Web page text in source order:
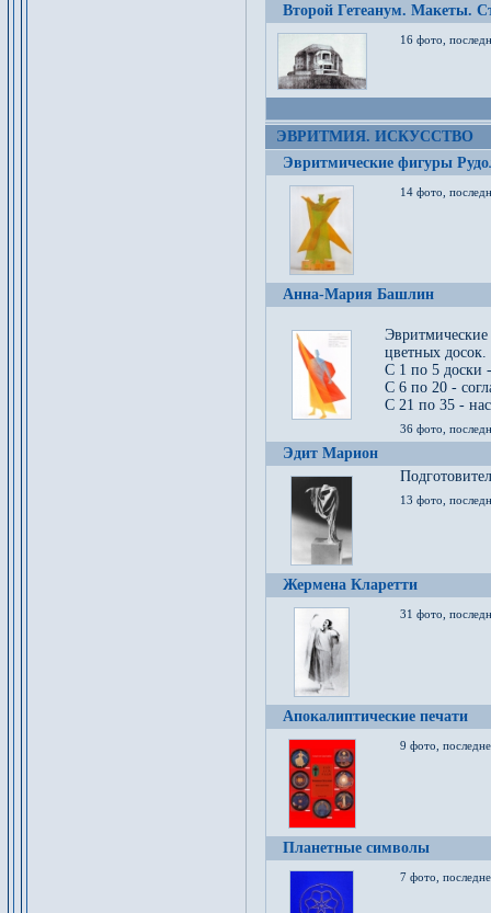
Второй Гетеанум. Макеты.
16 фото,
ЭВРИТМИЯ. ИСКУССТВО
Эвритмические фигуры
14 фото,
Анна-Мария Башлин
цветных досок.
С 1 по 5 доски
С 6 по 20 -
С 21 по 35 -
36 фото,
Эдит Марион
13 фото,
Жермена Кларетти
31 фото,
Апокалиптические печати
9 фото,
Планетные символы
7 фото,